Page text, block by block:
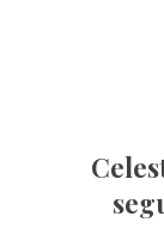
Celeste Cid sorprendió a sus